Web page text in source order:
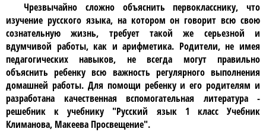
Чрезвычайно сложно объяснитьпервокласснику, что
изучение русского языка, на котором он говорит всю свою
сознательную жизнь, требует такой же серьезной и
вдумчивой работы, как и арифметика. Родители, не имея
педагогических навыков, не всегда могут правильно
объяснить ребенку всю важность регулярного выполнения
домашней работы. Для помощи ребенку и его родителям и
разработана качественная вспомогательная литература -
решебник к учебнику "Русский язык 1 класс Учебник
Климанова, Макеева Просвещение".